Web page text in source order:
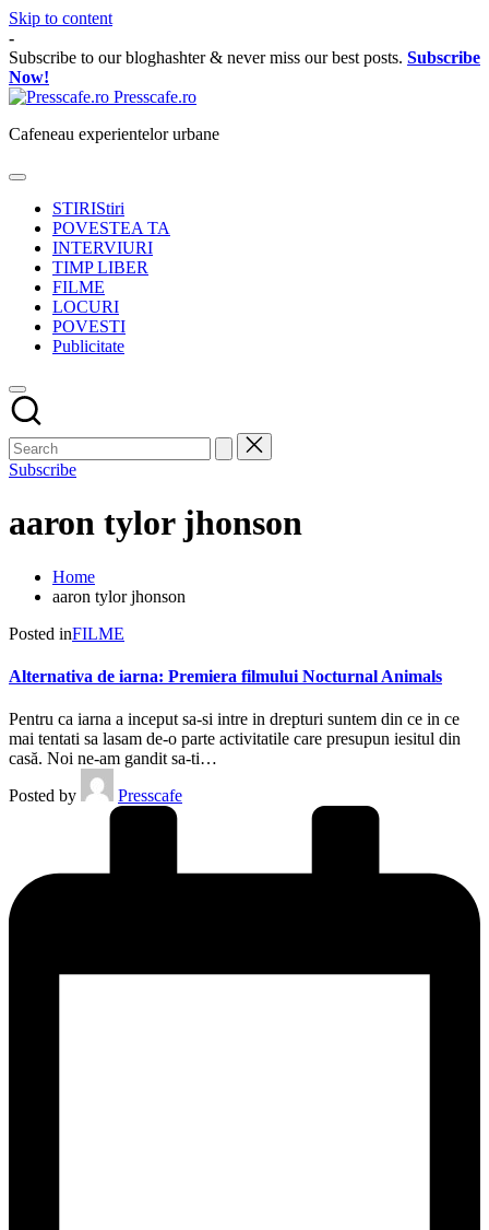
Skip to content
-
Subscribe to our bloghashter & never miss our best posts. Subscribe
Now!
Presscafe.ro
Cafeneau experientelor urbane
STIRIStiri
POVESTEA TA
INTERVIURI
TIMP LIBER
FILME
LOCURI
POVESTI
Publicitate
Subscribe
aaron tylor jhonson
Home
aaron tylor jhonson
Posted inFILME
Alternativa de iarna: Premiera filmului Nocturnal Animals
Pentru ca iarna a inceput sa-si intre in drepturi suntem din ce in ce
mai tentati sa lasam de-o parte activitatile care presupun iesitul din
casă. Noi ne-am gandit sa-ti…
Posted by
Presscafe